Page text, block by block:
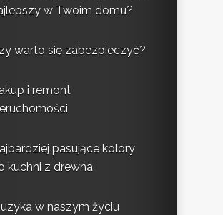
w Twoim domu?
warto się zabezpieczyć?
i remont
pasujące kolory
kuchni z drewna
w naszym życiu